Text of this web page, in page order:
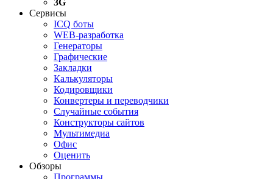
3G
Сервисы
ICQ боты
WEB-разработка
Генераторы
Графические
Закладки
Калькуляторы
Кодировщики
Конвертеры и переводчики
Случайные события
Конструкторы сайтов
Мультимедиа
Офис
Оценить
Обзоры